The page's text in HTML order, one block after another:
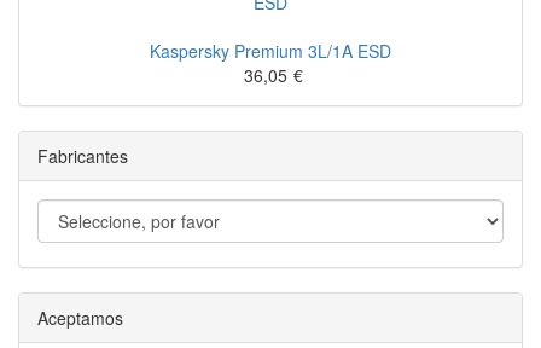
Kaspersky Premium 3L/1A ESD
36,05 €
Fabricantes
Aceptamos